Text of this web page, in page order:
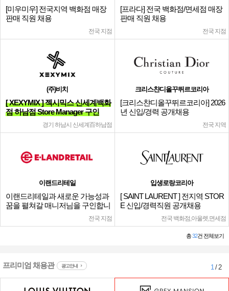
[미우미우] 전국지역 백화점 매장
판매 직원 채용
전국 지점
[프라다] 전국 백화점/면세점 매장
판매 직원 채용
전국 지점
(주)비치
[ XEXYMIX ] 젝시믹스 신세계백화
점 하남점 Store Manager 구인
경기 하남시 신세계百하남점
크리스챤디올꾸뛰르코리아
[크리스챤디올꾸뛰르코리아] 2026
년 신입/경력 공개채용
전국 지역
이랜드리테일
이랜드리테일과 새로운 가능성과
꿈을 펼쳐갈 매니저님을 구인합니
전국 지점
입생로랑코리아
[ SAINT LAURENT ] 전지역 STOR
E 신입/경력직원 공개채용
전국 백화점,아울렛,면세점
총32건 전체보기
프리미엄 채용관 광고안내 1/ 2